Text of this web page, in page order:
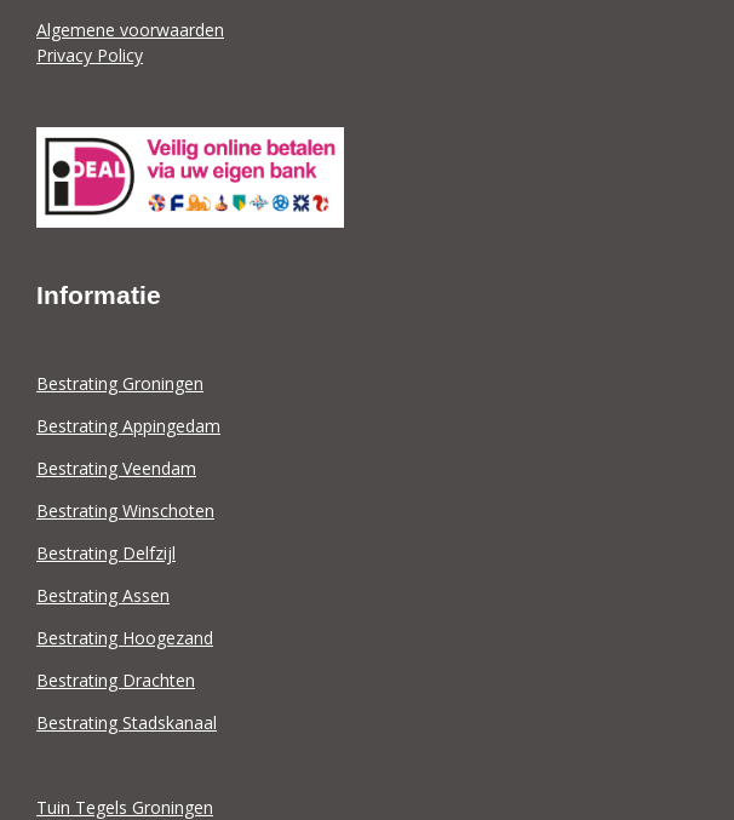
Algemene voorwaarden
Privacy Policy
Informatie
Bestrating Groningen
Bestrating Appingedam
Bestrating Veendam
Bestrating Winschoten
Bestrating Delfzijl
Bestrating Assen
Bestrating Hoogezand
Bestrating Drachten
Bestrating Stadskanaal
Tuin Tegels Groningen